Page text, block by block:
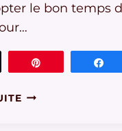
le bon temps
COMMENT